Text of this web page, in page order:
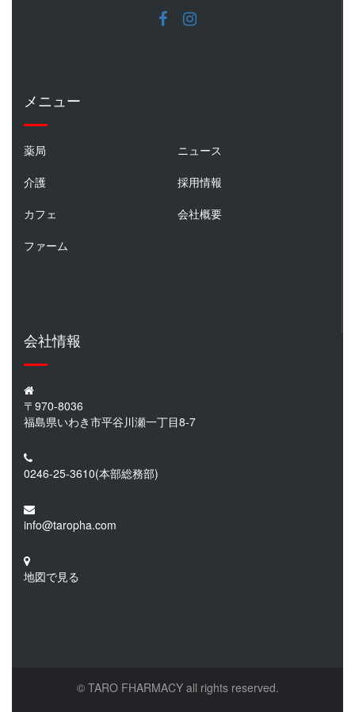
メニュー
薬局
介護
カフェ
ファーム
ニュース
採用情報
会社概要
会社情報
〒970-8036
福島県いわき市平谷川瀬一丁目8-7
0246-25-3610(本部総務部)
info@taropha.com
地図で見る
© TARO FHARMACY all rights reserved.